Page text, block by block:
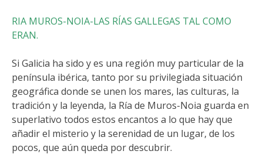
RIA MUROS-NOIA-LAS RÍAS GALLEGAS TAL COMO
ERAN.
Si Galicia ha sido y es una región muy particular de la
península ibérica, tanto por su privilegiada situación
geográfica donde se unen los mares, las culturas, la
tradición y la leyenda, la Ría de Muros-Noia guarda en
superlativo todos estos encantos a lo que hay que
añadir el misterio y la serenidad de un lugar, de los
pocos, que aún queda por descubrir.